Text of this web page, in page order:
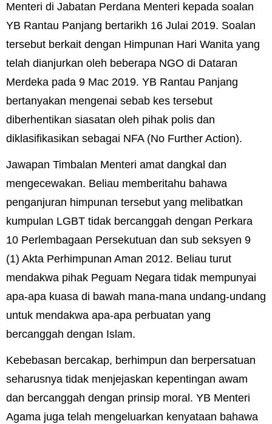
Menteri di Jabatan Perdana Menteri kepada soalan
YB Rantau Panjang bertarikh 16 Julai 2019. Soalan
tersebut berkait dengan Himpunan Hari Wanita yang
telah dianjurkan oleh beberapa NGO di Dataran
Merdeka pada 9 Mac 2019. YB Rantau Panjang
bertanyakan mengenai sebab kes tersebut
diberhentikan siasatan oleh pihak polis dan
diklasifikasikan sebagai NFA (No Further Action).
Jawapan Timbalan Menteri amat dangkal dan
mengecewakan. Beliau memberitahu bahawa
penganjuran himpunan tersebut yang melibatkan
kumpulan LGBT tidak bercanggah dengan Perkara
10 Perlembagaan Persekutuan dan sub seksyen 9
(1) Akta Perhimpunan Aman 2012. Beliau turut
mendakwa pihak Peguam Negara tidak mempunyai
apa-apa kuasa di bawah mana-mana undang-undang
untuk mendakwa apa-apa perbuatan yang
bercanggah dengan Islam.
Kebebasan bercakap, berhimpun dan berpersatuan
seharusnya tidak menjejaskan kepentingan awam
dan bercanggah dengan prinsip moral. YB Menteri
Agama juga telah mengeluarkan kenyataan bahawa